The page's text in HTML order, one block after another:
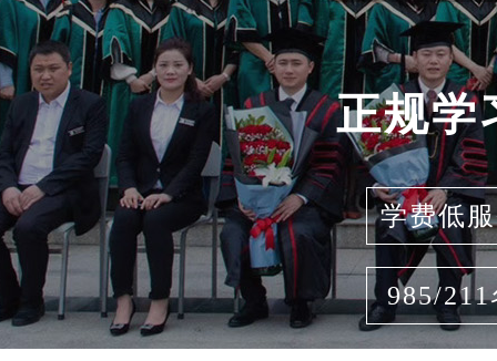
正规学
学费低
985/211